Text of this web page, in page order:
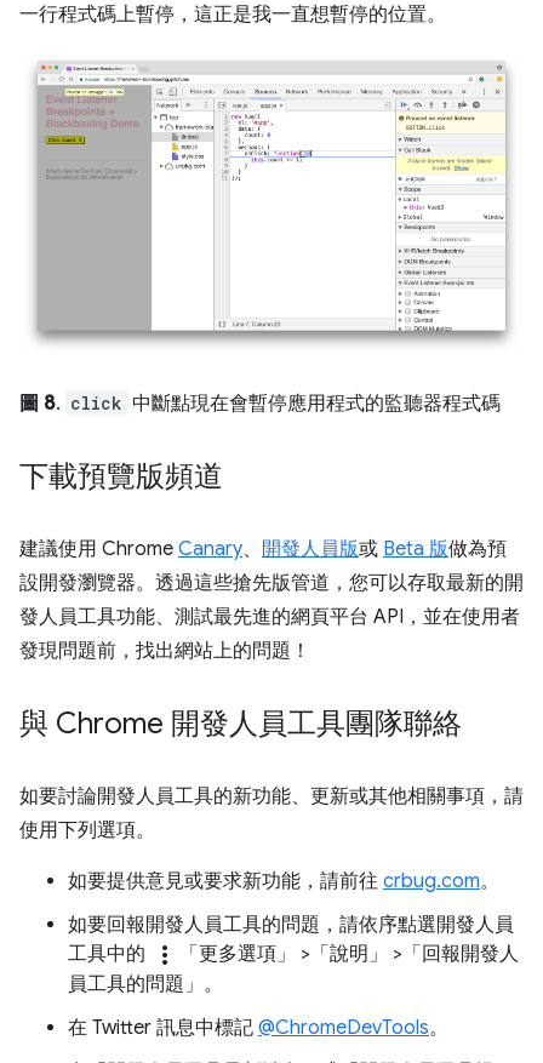
一行程式碼上暫停，這正是我一直想暫停的位置。
圖 8. click 中斷點現在會暫停應用程式的監聽器程式碼
下載預覽版頻道
建議使用 Chrome Canary、 開發人員版或 Beta 版做為預
設開發瀏覽器。透過這些搶先版管道，您可以存取最新的開
發人員工具功能、測試最先進的網頁平台 API，並在使用者
發現問題前，找出網站上的問題！
與 Chrome 開發人員工具團隊聯絡
如要討論開發人員工具的新功能、更新或其他相關事項，請
使用下列選項。
如要提供意見或要求新功能，請前往 crbug.com。
如要回報開發人員工具的問題，請依序點選開發人員
工具中的
more_vert 「更多選項」 >「說明」
>「回報開發人
員工具的問題」 。
在 Twitter 訊息中標記 @ChromeDevTools。